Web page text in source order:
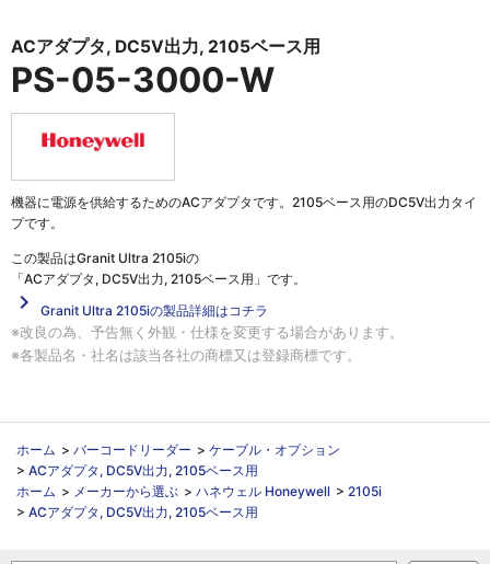
ACアダプタ, DC5V出力, 2105ベース用
PS-05-3000-W
機器に電源を供給するためのACアダプタです。2105ベース用のDC5V出力タイ
プです。
この製品はGranit Ultra 2105iの
「ACアダプタ, DC5V出力, 2105ベース用」 です。
navigate_next
Granit Ultra 2105iの製品詳細はコチラ
※改良の為、予告無く外観・仕様を変更する場合があります。
※各製品名・社名は該当各社の商標又は登録商標です。
ホーム > バーコードリーダー > ケーブル・オプション
> ACアダプタ, DC5V出力, 2105ベース用
ホーム > メーカーから選ぶ > ハネウェル Honeywell > 2105i
> ACアダプタ, DC5V出力, 2105ベース用